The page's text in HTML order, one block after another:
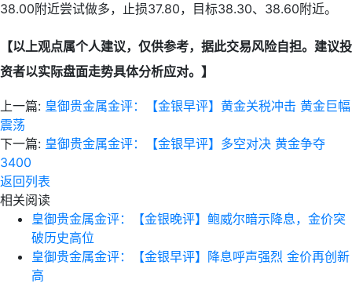
38.00附近尝试做多，止损37.80，目标38.30、38.60附近。
【以上观点属个人建议，仅供参考，据此交易风险自担。建议投
资者以实际盘面走势具体分析应对。】
上一篇: 皇御贵金属金评：【金银早评】黄金关税冲击 黄金巨幅
震荡
下一篇: 皇御贵金属金评：【金银早评】多空对决 黄金争夺
3400
返回列表
相关阅读
皇御贵金属金评：【金银晚评】鲍威尔暗示降息，金价突
破历史高位
皇御贵金属金评：【金银早评】降息呼声强烈 金价再创新
高